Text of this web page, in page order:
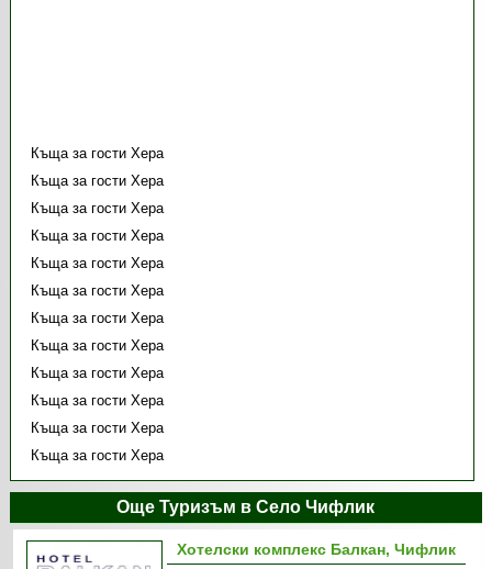
Къща за гости Хера
Къща за гости Хера
Къща за гости Хера
Къща за гости Хера
Къща за гости Хера
Къща за гости Хера
Къща за гости Хера
Къща за гости Хера
Къща за гости Хера
Къща за гости Хера
Къща за гости Хера
Къща за гости Хера
Още Туризъм в Село Чифлик
Хотелски комплекс Балкан, Чифлик